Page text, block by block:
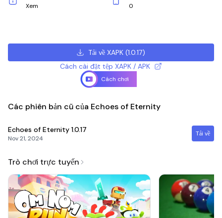
Xem 0
Tải về XAPK (1.0.17)
Cách cài đặt tệp XAPK / APK
Cách chơi
Các phiên bản cũ của Echoes of Eternity
Echoes of Eternity 1.0.17
Nov 21, 2024
Tải về
Trò chơi trực tuyến